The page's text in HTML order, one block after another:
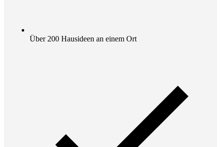
Über 200 Hausideen an einem Ort